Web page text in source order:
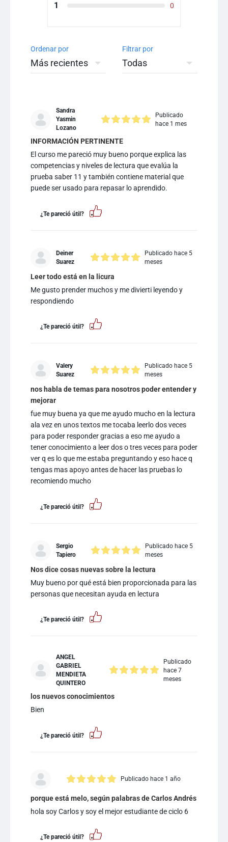
1 0
Ordenar por Filtrar por
Sandra
Yasmin
Lozano
Publicado
hace 1 mes
INFORMACIÓN PERTINENTE
El curso me pareció muy bueno porque explica las
competencias y niveles de lectura que evalúa la
prueba saber 11 y también contiene material que
puede ser usado para repasar lo aprendido.
¿Te pareció útil?
Deiner
Suarez
Publicado hace 5
meses
Leer todo está en la licura
Me gusto prender muchos y me divierti leyendo y
respondiendo
¿Te pareció útil?
Valery
Suarez
Publicado hace 5
meses
nos habla de temas para nosotros poder entender y
mejorar
fue muy buena ya que me ayudo mucho en la lectura
ala vez en unos textos me tocaba leerlo dos veces
para poder responder gracias a eso me ayudo a
tener conocimiento a leer dos o tres veces para poder
ver q es lo que me estaba preguntando y eso hace q
tengas mas apoyo antes de hacer las pruebas lo
recomiendo mucho
¿Te pareció útil?
Sergio
Tapiero
Publicado hace 5
meses
Nos dice cosas nuevas sobre la lectura
Muy bueno por qué está bien proporcionada para las
personas que necesitan ayuda en lectura
¿Te pareció útil?
ANGEL
GABRIEL
MENDIETA
QUINTERO
Publicado
hace 7
meses
los nuevos conocimientos
Bien
¿Te pareció útil?
Publicado hace 1 año
porque está melo, según palabras de Carlos Andrés
hola soy Carlos y soy el mejor estudiante de ciclo 6
¿Te pareció útil?